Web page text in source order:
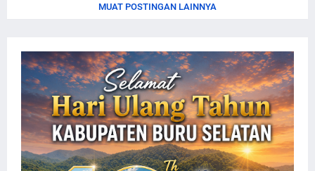
MUAT POSTINGAN LAINNYA